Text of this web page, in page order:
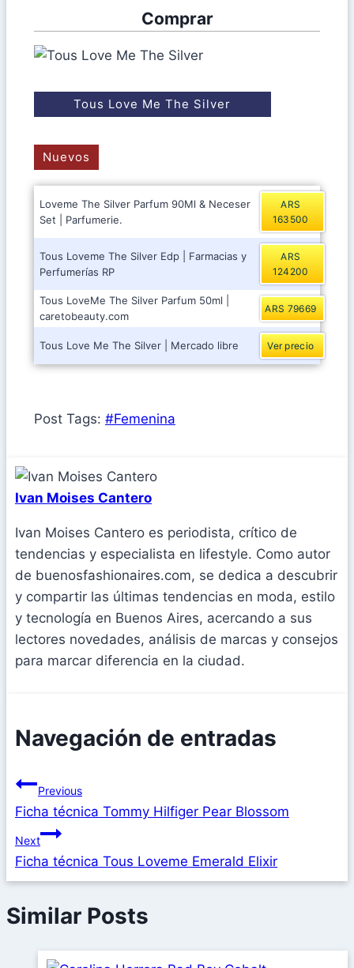
Comprar
Tous Love Me The Silver
Nuevos
Loveme The Silver Parfum 90Ml & Neceser
Set | Parfumerie.
ARS
163500
Tous Loveme The Silver Edp | Farmacias y
Perfumerías RP
ARS
124200
Tous LoveMe The Silver Parfum 50ml |
caretobeauty.com
ARS 79669
Tous Love Me The Silver | Mercado libre Ver precio
Post Tags: #Femenina
Ivan Moises Cantero
Ivan Moises Cantero es periodista, crítico de
tendencias y especialista en lifestyle. Como autor
de buenosfashionaires.com, se dedica a descubrir
y compartir las últimas tendencias en moda, estilo
y tecnología en Buenos Aires, acercando a sus
lectores novedades, análisis de marcas y consejos
para marcar diferencia en la ciudad.
Navegación de entradas
Previous
Ficha técnica Tommy Hilfiger Pear Blossom
Next
Ficha técnica Tous Loveme Emerald Elixir
Similar Posts